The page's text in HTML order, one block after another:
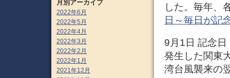
した。毎年、
日～毎日が記
9月1日 記念
発生した関東
湾台風襲来の
月別アーカイブ
2022年6月
2022年5月
2022年4月
2022年3月
2022年2月
2022年1月
2021年12月